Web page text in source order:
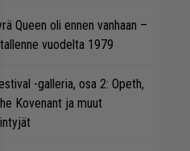
Queen oli ennen vanhaan –
vuodelta 1979
-galleria, osa 2: Opeth,
Kovenant ja muut